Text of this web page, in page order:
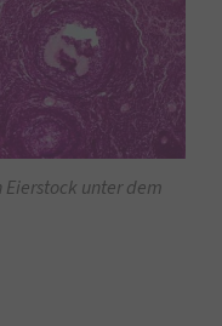
unter dem